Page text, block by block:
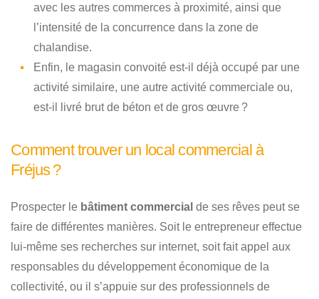
avec les autres commerces à proximité, ainsi que
l’intensité de la concurrence dans la zone de
chalandise.
Enfin, le magasin convoité est-il déjà occupé par une
activité similaire, une autre activité commerciale ou,
est-il livré brut de béton et de gros œuvre ?
Comment trouver un local commercial à
Fréjus ?
Prospecter le bâtiment commercial de ses rêves peut se
faire de différentes manières. Soit le entrepreneur effectue
lui-même ses recherches sur internet, soit fait appel aux
responsables du développement économique de la
collectivité, ou il s’appuie sur des professionnels de